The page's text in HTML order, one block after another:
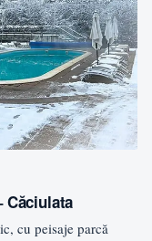
Căciulata
cu peisaje parcă